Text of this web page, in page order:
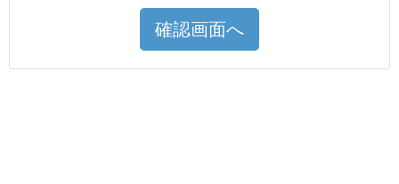
確認画面へ